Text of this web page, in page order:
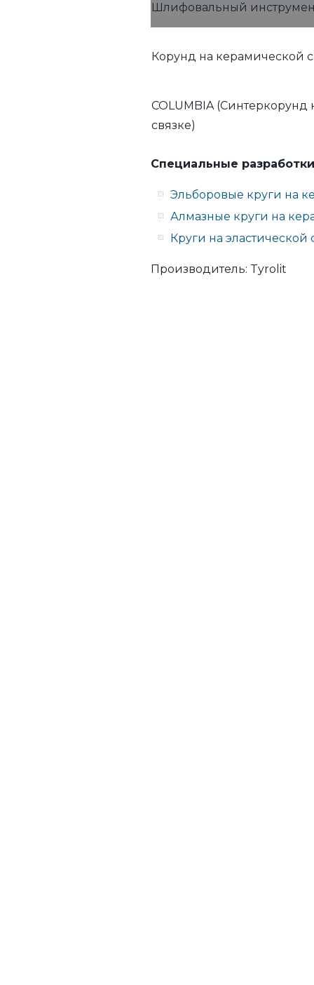
Шлифовальный
Корунд на керамической
COLUMBIA
связке)
Специальные
Эльборовые круги на
Алмазные круги на
Круги на
Производитель: Tyrolit